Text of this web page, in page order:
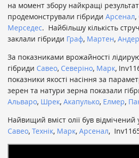
на момент збору найкращі
продемонстрували гібриди Арсенал,
Мерседес. Найбільшу кількість
заклали гібриди Граф, Мартен,
За показниками врожайності
гібриди Савео, Северіно, Марк,
показники якості насіння за
зерен та натури зерна показали
Альваро, Шрек, Акапулько, Елмер,
Найвищий вміст олії був відмічений
Савео, Технік, Марк, Арсенал,